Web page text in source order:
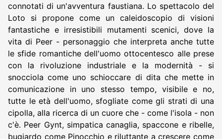
connotati di un'avventura faustiana. Lo spettacolo del
Loto si propone come un caleidoscopio di visioni
fantastiche e irresistibili mutamenti scenici, dove la
vita di Peer - personaggio che interpreta anche tutte
le sfide romantiche dell'uomo ottocentesco alle prese
con la rivoluzione industriale e la modernità - si
snocciola come uno schioccare di dita che mette in
comunicazione in uno stesso tempo, visibile e no,
tutte le età dell'uomo, sfogliate come gli strati di una
cipolla, alla ricerca di un cuore che - come l'isola - non
c'è. Peer Gynt, simpatica canaglia, spaccone e ribelle,
bugiardo come Pinocchio e riluttante a crescere come